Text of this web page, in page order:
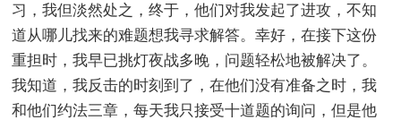
习，我但淡然处之，终于，他们对我发起了进攻，不知
道从哪儿找来的难题想我寻求解答。幸好，在接下这份
重担时，我早已挑灯夜战多晚，问题轻松地被解决了。
我知道，我反击的时刻到了，在他们没有准备之时，我
和他们约法三章，每天我只接受十道题的询问，但是他